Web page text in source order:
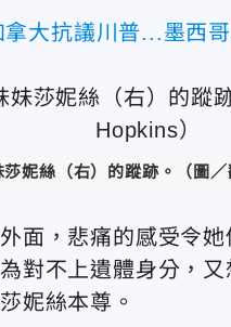
拿大抗議川普...墨西
妮絲（右）的蹤跡。（圖
面，悲痛的感受令
對不上遺體身分，
妮絲本尊。